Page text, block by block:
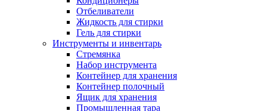
Отбеливатели
Жидкость для стирки
Гель для стирки
Инструменты и инвентарь
Стремянка
Набор инструмента
Контейнер для хранения
Контейнер полочный
Ящик для хранения
Промышленная тара